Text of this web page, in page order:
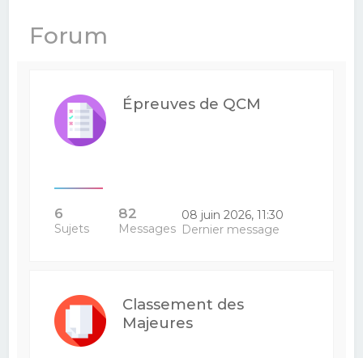
Forum
Épreuves de QCM
6
Sujets
82
Messages
08 juin 2026, 11:30
Dernier message
Classement des
Majeures